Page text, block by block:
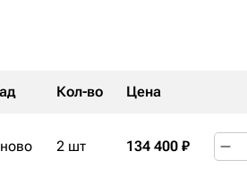
Кол-во Цена
2 шт 134 400 ₽